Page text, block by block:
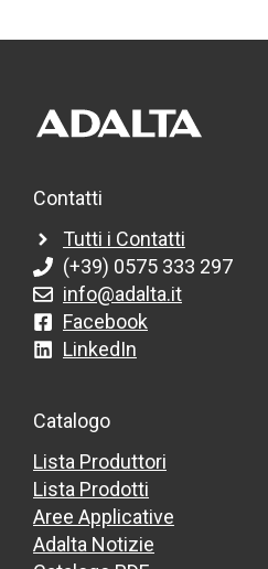
Contatti
Tutti i Contatti
(+39) 0575 333 297
info@adalta.it
Facebook
LinkedIn
Catalogo
Lista Produttori
Lista Prodotti
Aree Applicative
Adalta Notizie